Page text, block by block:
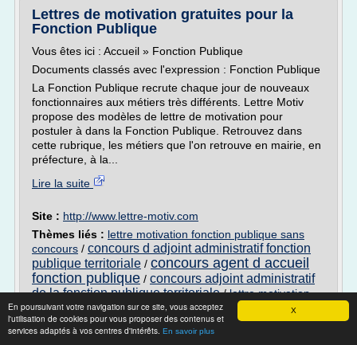
X
En poursuivant votre navigation sur ce site, vous acceptez
l'utilisation de cookies pour vous proposer des contenus et
services adaptés à vos centres d'intérêts. En savoir plus
Lettres de motivation gratuites pour la
Fonction Publique
Vous êtes ici : Accueil » Fonction Publique
Documents classés avec l'expression : Fonction Publique
La Fonction Publique recrute chaque jour de nouveaux
fonctionnaires aux métiers très différents. Lettre Motiv
propose des modèles de lettre de motivation pour
postuler à dans la Fonction Publique. Retrouvez dans
cette rubrique, les métiers que l'on retrouve en mairie, en
préfecture, à la...
Lire la suite
Site : http://www.lettre-motiv.com
Thèmes liés : lettre motivation fonction publique sans
concours / concours d adjoint administratif fonction
publique territoriale / concours agent d accueil
fonction publique / concours adjoint administratif
de la fonction publique territoriale/lettre motivation
fonction publique d'etat
Concours fonction publique - Adjoint